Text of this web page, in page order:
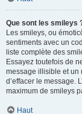
Que sont les smileys
Les smileys, ou
sentiments avec un
liste complète des
Essayez toutefois de
message illisible et un
d’effacer le message.
maximum de smileys
Haut